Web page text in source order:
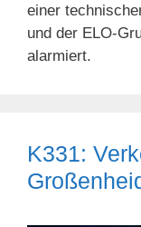
einer
und der ELO-
alarmiert.
K331: